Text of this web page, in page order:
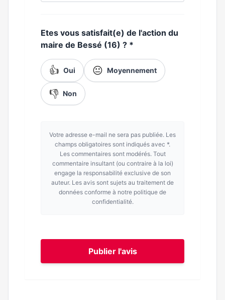
Etes vous satisfait(e) de l'action du
maire de Bessé (16) ? *
👍 Oui 😐 Moyennement
👎 Non
Votre adresse e-mail ne sera pas publiée. Les
champs obligatoires sont indiqués avec *.
Les commentaires sont modérés. Tout
commentaire insultant (ou contraire à la loi)
engage la responsabilité exclusive de son
auteur. Les avis sont sujets au traitement de
données conforme à notre politique de
confidentialité.
Publier l'avis